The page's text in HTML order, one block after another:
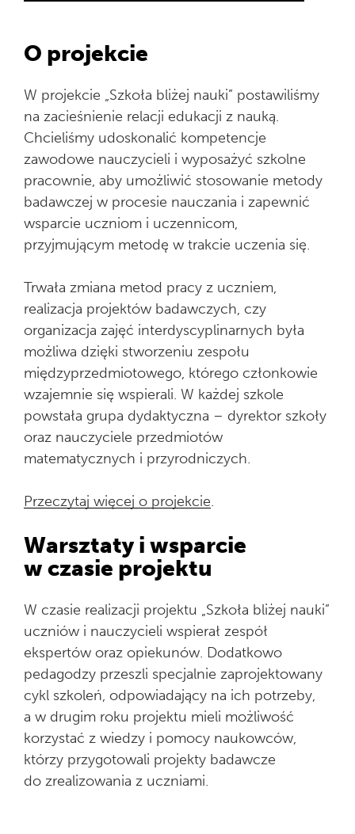
O projekcie
W projekcie „Szkoła bliżej nauki” postawiliśmy
na zacieśnienie relacji edukacji z nauką.
Chcieliśmy udoskonalić kompetencje
zawodowe nauczycieli i wyposażyć szkolne
pracownie, aby umożliwić stosowanie metody
badawczej w procesie nauczania i zapewnić
wsparcie uczniom i uczennicom,
przyjmującym metodę w trakcie uczenia się.
Trwała zmiana metod pracy z uczniem,
realizacja projektów badawczych, czy
organizacja zajęć interdyscyplinarnych była
możliwa dzięki stworzeniu zespołu
międzyprzedmiotowego, którego członkowie
wzajemnie się wspierali. W każdej szkole
powstała grupa dydaktyczna – dyrektor szkoły
oraz nauczyciele przedmiotów
matematycznych i przyrodniczych.
Przeczytaj więcej o projekcie.
Warsztaty i wsparcie
w czasie projektu
W czasie realizacji projektu „Szkoła bliżej nauki”
uczniów i nauczycieli wspierał zespół
ekspertów oraz opiekunów. Dodatkowo
pedagodzy przeszli specjalnie zaprojektowany
cykl szkoleń, odpowiadający na ich potrzeby,
a w drugim roku projektu mieli możliwość
korzystać z wiedzy i pomocy naukowców,
którzy przygotowali projekty badawcze
do zrealizowania z uczniami.